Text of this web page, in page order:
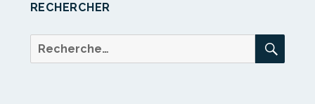
RECHERCHER
Recherche